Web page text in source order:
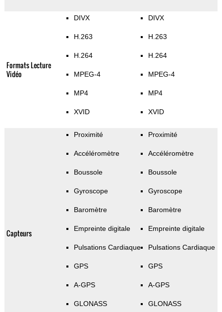
Formats Lecture
Vidéo
DIVX
H.263
H.264
MPEG-4
MP4
XVID
DIVX
H.263
H.264
MPEG-4
MP4
XVID
Capteurs
Proximité
Accéléromètre
Boussole
Gyroscope
Baromètre
Empreinte digitale
Pulsations Cardiaque
GPS
A-GPS
GLONASS
Proximité
Accéléromètre
Boussole
Gyroscope
Baromètre
Empreinte digitale
Pulsations Cardiaque
GPS
A-GPS
GLONASS